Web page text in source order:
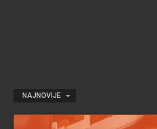
NAJNOVIJE